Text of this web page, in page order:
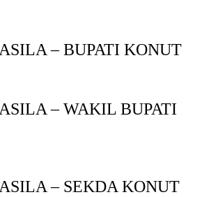
– BUPATI KONUT
– WAKIL BUPATI
– SEKDA KONUT